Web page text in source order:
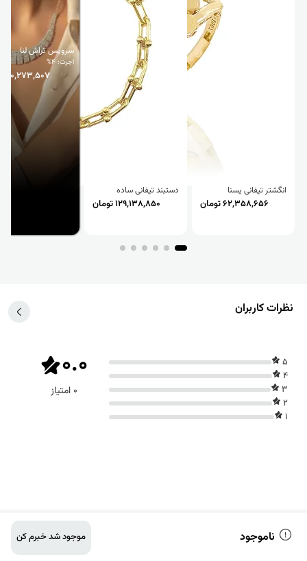
انگشتر تیفانی یسنا
62,358,656 تومان
دستبند تیفانی ساده
129,138,850 تومان
سرویس تراش لنا
اجرت: 4%
110,273,507 تومان
کاربران
0.0
ناموجود موجود شد خبرم کن